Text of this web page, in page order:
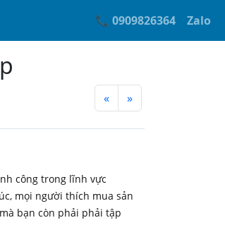
📞 0909826364 Zalo
« »
công trong lĩnh vực
mọi người thích mua sản
bạn còn phải phải tập